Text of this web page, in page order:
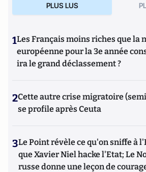
PLUS LUS
1Les Français moins riches que la
européenne pour la 3e année
ira le grand déclassement ?
2Cette autre crise migratoire
se profile après Ceuta
3Le Point révèle ce qu'on sniffe à
que Xavier Niel hacke l'Etat; Le
russe donne une leçon de